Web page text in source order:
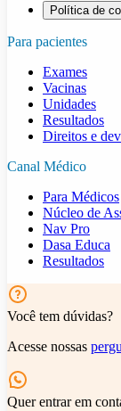
Política de
Para pacientes
Exames
Vacinas
Unidades
Resultados
Direitos e
Canal Médico
Para Médicos
Núcleo de
Nav Pro
Dasa Educa
Resultados
Você tem dúvidas?
Acesse nossas
Quer entrar em